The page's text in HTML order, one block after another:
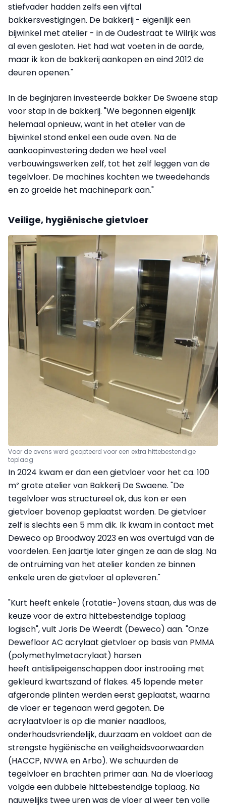
stiefvader hadden zelfs een vijftal
bakkersvestigingen. De bakkerij - eigenlijk een
bijwinkel met atelier - in de Oudestraat te Wilrijk was
al even gesloten. Het had wat voeten in de aarde,
maar ik kon de bakkerij aankopen en eind 2012 de
deuren openen."
In de beginjaren investeerde bakker De Swaene stap
voor stap in de bakkerij. "We begonnen eigenlijk
helemaal opnieuw, want in het atelier van de
bijwinkel stond enkel een oude oven. Na de
aankoopinvestering deden we heel veel
verbouwingswerken zelf, tot het zelf leggen van de
tegelvloer. De machines kochten we tweedehands
en zo groeide het machinepark aan."
Veilige, hygiënische gietvloer
Voor de ovens werd geopteerd voor een extra hittebestendige
toplaag
In 2024 kwam er dan een gietvloer voor het ca. 100
m² grote atelier van Bakkerij De Swaene. "De
tegelvloer was structureel ok, dus kon er een
gietvloer bovenop geplaatst worden. De gietvloer
zelf is slechts een 5 mm dik. Ik kwam in contact met
Deweco op Broodway 2023 en was overtuigd van de
voordelen. Een jaartje later gingen ze aan de slag. Na
de ontruiming van het atelier konden ze binnen
enkele uren de gietvloer al opleveren."
"Kurt heeft enkele (rotatie-)ovens staan, dus was de
keuze voor de extra hittebestendige toplaag
logisch", vult Joris De Weerdt (Deweco) aan. "Onze
Dewefloor AC acrylaat gietvloer op basis van PMMA
(polymethylmetacrylaat) harsen
heeft antislipeigenschappen door instrooiing met
gekleurd kwartszand of flakes. 45 lopende meter
afgeronde plinten werden eerst geplaatst, waarna
de vloer er tegenaan werd gegoten. De
acrylaatvloer is op die manier naadloos,
onderhoudsvriendelijk, duurzaam en voldoet aan de
strengste hygiënische en veiligheidsvoorwaarden
(HACCP, NVWA en Arbo). We schuurden de
tegelvloer en brachten primer aan. Na de vloerlaag
volgde een dubbele hittebestendige toplaag. Na
nauwelijks twee uren was de vloer al weer ten volle